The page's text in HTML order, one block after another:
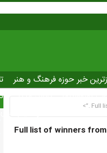
خبر حوزه فرهنگ و هنر
دانلود فیلم Full
Full list of winners